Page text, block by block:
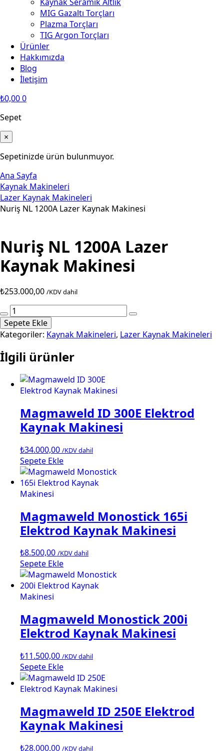
Kaynak Seramik Altlık
MIG Gazaltı Torçları
Plazma Torçları
TIG Argon Torçları
Ürünler
Hakkımızda
Blog
İletişim
₺0,000
Sepet
×
Sepetinizde ürün bulunmuyor.
Ana Sayfa
Kaynak Makineleri
Lazer Kaynak Makineleri
Nuriş NL 1200A Lazer Kaynak Makinesi
Nuriş NL 1200A Lazer
Kaynak Makinesi
₺253.000,00 /KDV dahil
Nuriş
NL
1200A
Lazer
Kaynak
Makinesi
Sepete Ekle
Kategoriler: Kaynak Makineleri, Lazer Kaynak Makineleri
İlgili ürünler
Magmaweld ID 300E Elektrod
Kaynak Makinesi
₺34.000,00 /KDV dahil
Sepete Ekle
Magmaweld Monostick 165i
Elektrod Kaynak Makinesi
₺8.500,00 /KDV dahil
Sepete Ekle
Magmaweld Monostick 200i
Elektrod Kaynak Makinesi
₺11.500,00 /KDV dahil
Sepete Ekle
Magmaweld ID 250E Elektrod
Kaynak Makinesi
₺28.000,00 /KDV dahil